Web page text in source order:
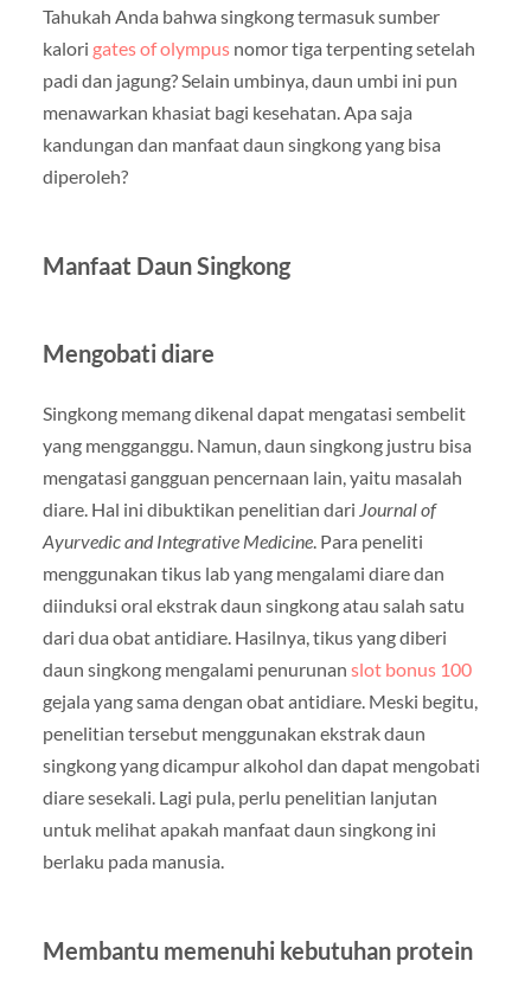
Tahukah Anda bahwa singkong termasuk sumber
kalori gates of olympusnomor tiga terpenting setelah
padi dan jagung? Selain umbinya, daun umbi ini pun
menawarkan khasiat bagi kesehatan. Apa saja
kandungan dan manfaat daun singkong yang bisa
diperoleh?
Manfaat Daun Singkong
Mengobati diare
Singkong memang dikenal dapat mengatasi sembelit
yang mengganggu. Namun, daun singkong justru bisa
mengatasi gangguan pencernaan lain, yaitu masalah
diare. Hal ini dibuktikan penelitian dari Journal of
Ayurvedic and Integrative Medicine. Para peneliti
menggunakan tikus lab yang mengalami diare dan
diinduksi oral ekstrak daun singkong atau salah satu
dari dua obat antidiare. Hasilnya, tikus yang diberi
daun singkong mengalami penurunan slot bonus 100
gejala yang sama dengan obat antidiare. Meski begitu,
penelitian tersebut menggunakan ekstrak daun
singkong yang dicampur alkohol dan dapat mengobati
diare sesekali. Lagi pula, perlu penelitian lanjutan
untuk melihat apakah manfaat daun singkong ini
berlaku pada manusia.
Membantu memenuhi kebutuhan protein